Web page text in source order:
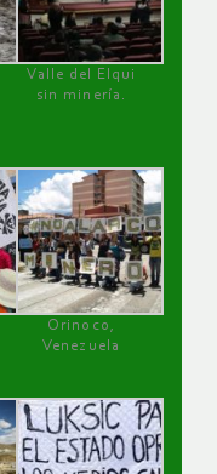
Valle del Elqui
sin minería.
Orinoco,
Venezuela